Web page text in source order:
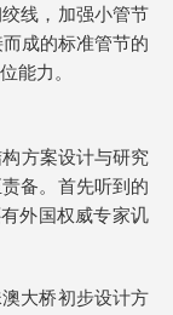
线，加强小管节
成的标准管节的
能力。
方案设计与研究
备。首先听到的
外国权威专家讥
大桥初步设计方